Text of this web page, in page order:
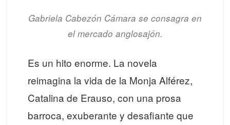
Gabriela Cabezón Cámara se consagra en
el mercado anglosajón.
Es un hito enorme. La novela
reimagina la vida de la Monja Alférez,
Catalina de Erauso, con una prosa
barroca, exuberante y desafiante que